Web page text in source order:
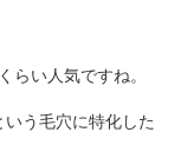
らい人気ですね。
う毛穴に特化した